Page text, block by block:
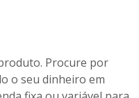
Procure por
o seu dinheiro em